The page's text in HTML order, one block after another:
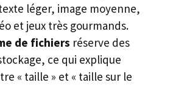
léger, image moyenne,
et jeux très gourmands.
de fichiers réserve des
ce qui explique
« taille » et « taille sur le